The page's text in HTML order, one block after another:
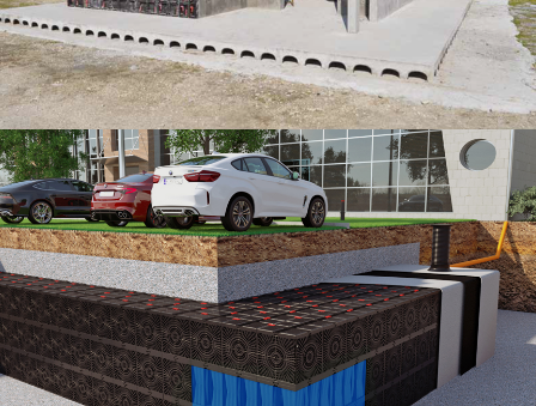
GEOPLAST
AQUABOX
ניהול מי גשמים - מודול פלסטיק תת קרקעי בו
נאספים ומאוחסנים המים
מטרת המערכת הינה לאסוף את מי הגשמים
באופן זמני ולשחררם,
בעיכוב זמן, לביוב, ובכך המערכת מונעת הצפות
באזורים עירוניים.